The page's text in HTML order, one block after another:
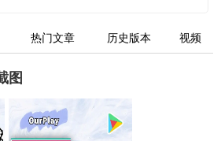
热门文章 历史版本 视频
图